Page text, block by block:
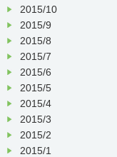
2015/10
2015/9
2015/8
2015/7
2015/6
2015/5
2015/4
2015/3
2015/2
2015/1